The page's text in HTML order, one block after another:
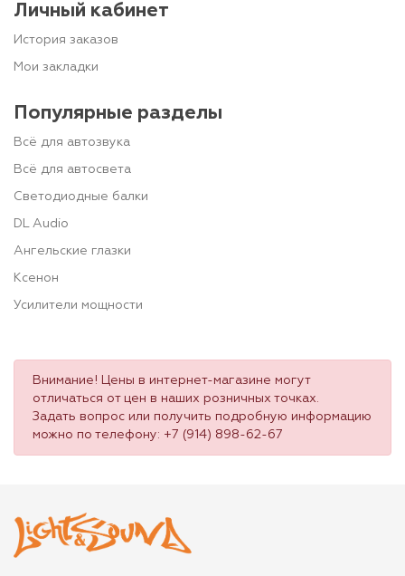
Личный кабинет
История заказов
Мои закладки
Популярные разделы
Всё для автозвука
Всё для автосвета
Светодиодные балки
DL Audio
Ангельские глазки
Ксенон
Усилители мощности
Внимание! Цены в интернет-магазине могут
отличаться от цен в наших розничных точках.
Задать вопрос или получить подробную информацию
можно по телефону: +7 (914) 898-62-67